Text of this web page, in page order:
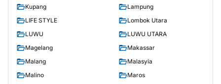
Kupang
Lampung
LIFE STYLE
Lombok Utara
LUWU
LUWU UTARA
Magelang
Makassar
Malang
Malasyia
Malino
Maros